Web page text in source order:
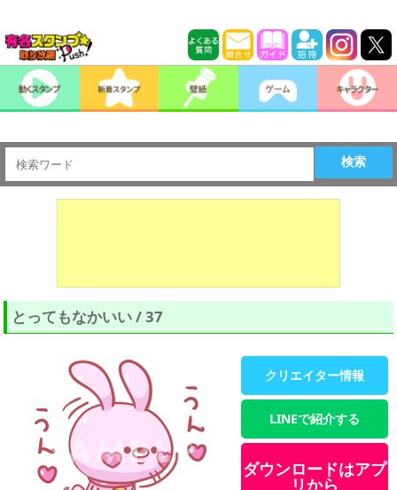
検索
とってもなかいい / 37
クリエイター情報
LINEで紹介する
ダウンロードはアプ
リから